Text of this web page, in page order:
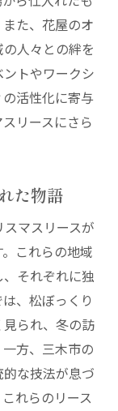
た、花屋のオ
人々との絆を
トやワークシ
活性化に寄与
リースにさら
た物語
マスリースが
これらの地域
それぞれに独
、松ぼっくり
られ、冬の訪
方、三木市の
な技法が息づ
れらのリース